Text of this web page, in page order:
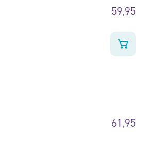
59,95
61,95